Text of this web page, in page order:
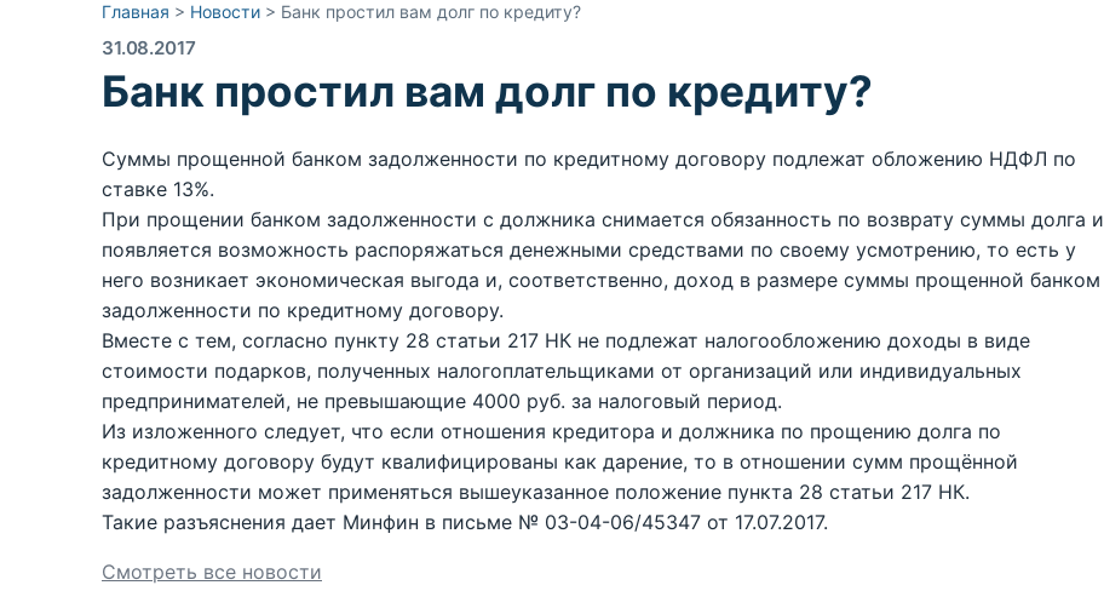
Главная > Новости > Банк простил вам долг по кредиту?
31.08.2017
Банк простил вам долг по кредиту?
Суммы прощенной банком задолженности по кредитному договору подлежат обложению НДФЛ по
ставке 13%.
При прощении банком задолженности с должника снимается обязанность по возврату суммы долга и
появляется возможность распоряжаться денежными средствами по своему усмотрению, то есть у
него возникает экономическая выгода и, соответственно, доход в размере суммы прощенной банком
задолженности по кредитному договору.
Вместе с тем, согласно пункту 28 статьи 217 НК не подлежат налогообложению доходы в виде
стоимости подарков, полученных налогоплательщиками от организаций или индивидуальных
предпринимателей, не превышающие 4000 руб. за налоговый период.
Из изложенного следует, что если отношения кредитора и должника по прощению долга по
кредитному договору будут квалифицированы как дарение, то в отношении сумм прощённой
задолженности может применяться вышеуказанное положение пункта 28 статьи 217 НК.
Такие разъяснения дает Минфин в письме № 03-04-06/45347 от 17.07.2017.
Смотреть все новости